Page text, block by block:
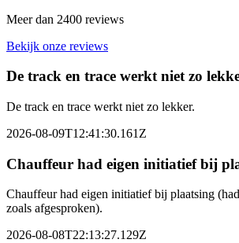
Meer dan 2400 reviews
Bekijk onze reviews
De track en trace werkt niet zo
De track en trace werkt niet zo lekker.
2026-08-09T12:41:30.161Z
Chauffeur had eigen initiatief bij
Chauffeur had eigen initiatief bij plaatsing
zoals afgesproken).
2026-08-08T22:13:27.129Z